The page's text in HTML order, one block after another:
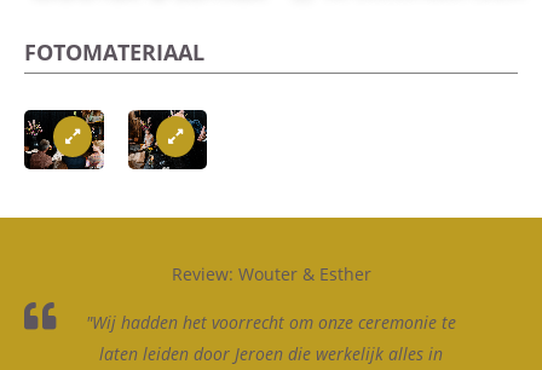
FOTOMATERIAAL
Review: Wouter & Esther
"Wij hadden het voorrecht om onze ceremonie te
laten leiden door Jeroen die werkelijk alles in